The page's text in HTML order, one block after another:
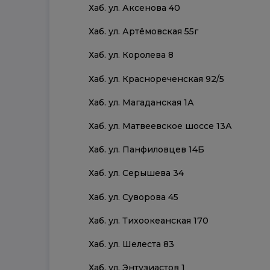
Хаб. ул. Аксенова 40
Хаб. ул. Артёмовская 55г
Хаб. ул. Королева 8
Хаб. ул. Краснореченская 92/5
Хаб. ул. Магаданская 1А
Хаб. ул. Матвеевское шоссе 13А
Хаб. ул. Панфиловцев 14Б
Хаб. ул. Серышева 34
Хаб. ул. Суворова 45
Хаб. ул. Тихоокеанская 170
Хаб. ул. Шелеста 83
Хаб. ул. Энтузиастов 1